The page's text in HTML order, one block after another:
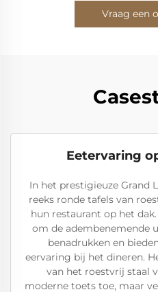
Vraag een
Eetervaring
In het prestigieuze Grand
reeks ronde tafels van
hun restaurant op het
om de adembenemende
benadrukken en
eervaring bij het dineren.
van het roestvrij staal
moderne toets toe, maar